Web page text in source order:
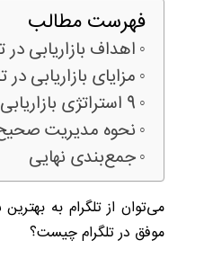
فهرست مطالب
اهداف بازاریابی در
مزایای بازاریابی در
9 استراتژی بازاریابی موفق در تلگرام
نحوه مدیریت صحیح
جمع‌بندی نهایی
می‌توان از تلگرام به بهترین
موفق در تلگرام چیست؟